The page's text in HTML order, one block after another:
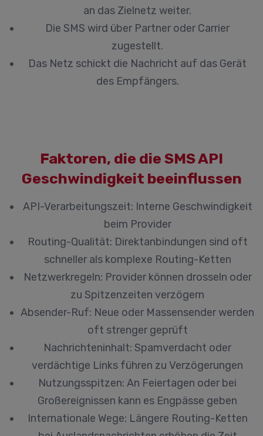
an das Zielnetz weiter.
Die SMS wird über Partner oder Carrier
zugestellt.
Das Netz schickt die Nachricht auf das Gerät
des Empfängers.
Faktoren, die die SMS API
Geschwindigkeit beeinflussen
API-Verarbeitungszeit: Interne Geschwindigkeit
beim Provider
Routing-Qualität: Direktanbindungen sind oft
schneller als komplexe Routing-Ketten
Netzwerkregeln: Provider können drosseln oder
zu Spitzenzeiten verzögern
Absender-Ruf: Neue oder Massensender werden
oft strenger geprüft
Nachrichteninhalt: Spamverdacht oder
verdächtige Links führen zu Verzögerungen
Nutzungsspitzen: An Feiertagen oder bei
Großereignissen kann es Engpässe geben
Internationale Wege: Längere Routing-Ketten